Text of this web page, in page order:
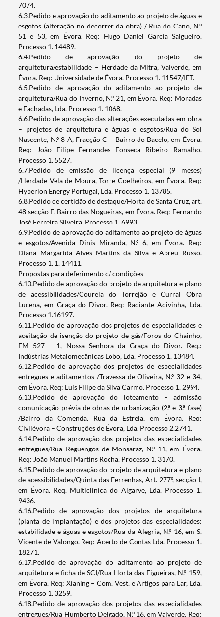
Termo de Pesquisa
Categorias gerais
Filtros
7074.
6.3.Pedido e aprovação do aditamento ao projeto de águas e
esgotos (alteração no decorrer da obra) / Rua do Cano, N.º
51 e 53, em Évora. Req: Hugo Daniel Garcia Salgueiro.
Processo 1. 14489.
6.4.Pedido de aprovação do projeto de
arquitetura/estabilidade – Herdade da Mitra, Valverde, em
Évora. Req: Universidade de Évora. Processo 1. 11547/IET.
6.5.Pedido de aprovação do aditamento ao projeto de
arquitetura/Rua do Inverno, N.º 21, em Évora. Req: Moradas
e Fachadas, Lda. Processo 1. 1068.
6.6.Pedido de aprovação das alterações executadas em obra
– projetos de arquitetura e águas e esgotos/Rua do Sol
Nascente, N.º 8-A, Fracção C – Bairro do Bacelo, em Évora.
Req: João Filipe Fernandes Fonseca Ribeiro Ramalho.
Processo 1. 5527.
6.7.Pedido de emissão de licença especial (9 meses)
/Herdade Vela de Moura, Torre Coelheiros, em Évora. Req:
Hyperion Energy Portugal, Lda. Processo 1. 13785.
6.8.Pedido de certidão de destaque/Horta de Santa Cruz, art.
48 secção E, Bairro das Nogueiras, em Évora. Req: Fernando
José Ferreira Silveira. Processo 1. 6993.
6.9.Pedido de aprovação do aditamento ao projeto de águas
e esgotos/Avenida Dinis Miranda, N.º 6, em Évora. Req:
Diana Margarida Alves Martins da Silva e Abreu Russo.
Processo 1. 1. 14411.
Propostas para deferimento c/ condições
6.10.Pedido de aprovação do projeto de arquitetura e plano
de acessibilidades/Courela do Torrejão e Curral Obra
Lucena, em Graça do Divor. Req: Radiante Adivinha, Lda.
Processo 1.16197.
6.11.Pedido de aprovação dos projetos de especialidades e
aceitação de isenção do projeto de gás/Foros do Chainho,
EM 527 – 1, Nossa Senhora da Graça do Divor. Req.:
Indústrias Metalomecânicas Lobo, Lda. Processo 1. 13484.
6.12.Pedido de aprovação dos projetos de especialidades
entregues e aditamentos /Travessa de Oliveira, N.º 32 e 34,
em Évora. Req: Luís Filipe da Silva Carmo. Processo 1. 2994.
6.13.Pedido de aprovação do loteamento – admissão
comunicação prévia de obras de urbanização (2.ª e 3.ª fase)
/Bairro da Comenda, Rua da Estrela, em Évora. Req:
Civilévora – Construções de Évora, Lda. Processo 2.2741.
6.14.Pedido de aprovação dos projetos das especialidades
entregues/Rua Reguengos de Monsaraz, N.º 11, em Évora.
Req: João Manuel Martins Rocha. Processo 1. 3170.
6.15.Pedido de aprovação do projeto de arquitetura e plano
de acessibilidades/Quinta das Ferrenhas, Art. 277º, secção I,
em Évora. Req. Multiclinica do Algarve, Lda. Processo 1.
9436.
6.16.Pedido de aprovação dos projetos de arquitetura
(planta de implantação) e dos projetos das especialidades:
estabilidade e águas e esgotos/Rua da Alegria, N.º 16, em S.
Vicente de Valongo. Req: Acerto de Contas Lda. Processo 1.
18271.
6.17.Pedido de aprovação do aditamento ao projeto de
arquitetura e ficha de SCI/Rua Horta das Figueiras, N.º 159,
em Évora. Req: Xianing – Com. Vest. e Artigos para Lar, Lda.
Processo 1. 3259.
6.18.Pedido de aprovação dos projetos das especialidades
entregues/Rua Humberto Delgado, N.º 16, em Valverde. Req: